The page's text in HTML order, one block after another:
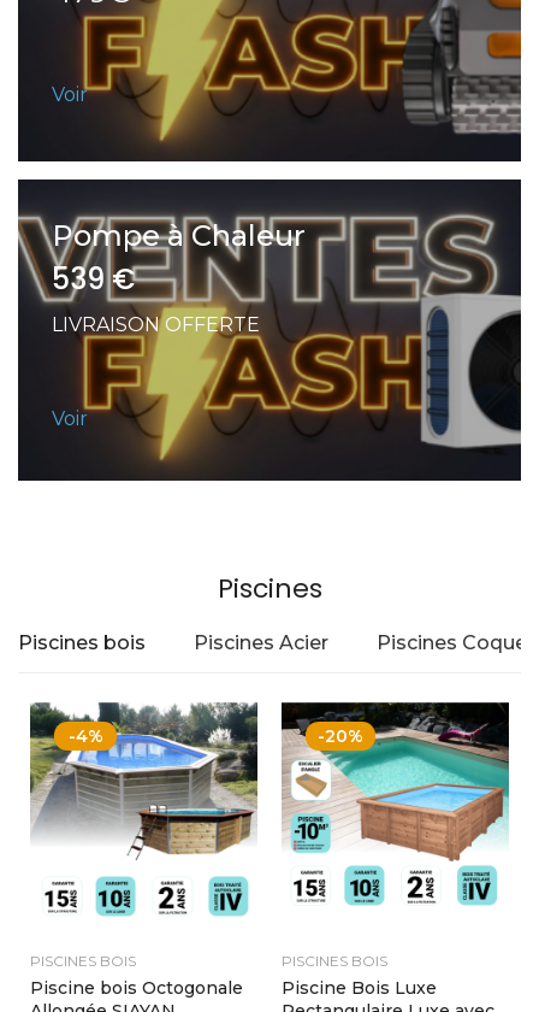
Voir
Pompe à Chaleur
539 €
LIVRAISON OFFERTE
Voir
Piscines
Piscines bois Piscines Acier Piscines Coque
-4%
PISCINES BOIS
Piscine bois Octogonale
-20%
PISCINES BOIS
Piscine Bois Luxe